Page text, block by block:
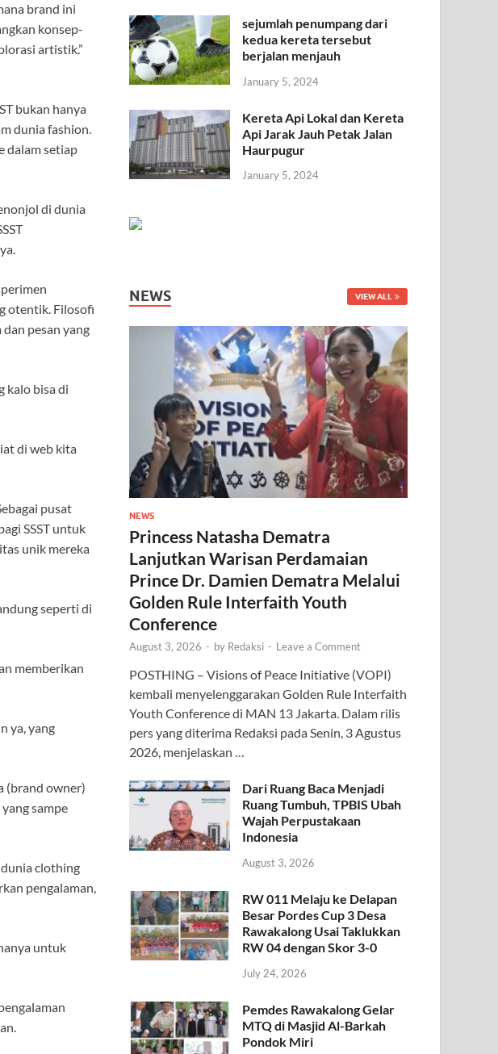
brand ini
konsep-
artistik.”
bukan hanya
dunia fashion.
dalam setiap
di dunia
otentik. Filosofi
pesan yang
kalo bisa di
di web kita
pusat
SSST untuk
unik mereka
seperti di
memberikan
ya, yang
(brand owner)
sampe
clothing
pengalaman,
untuk
sejumlah penumpang dari
kedua kereta tersebut
berjalan menjauh
January 5, 2024
Kereta Api Lokal dan Kereta
Api Jarak Jauh Petak Jalan
Haurpugur
January 5, 2024
NEWS VIEW ALL
NEWS
Princess Natasha Dematra
Lanjutkan Warisan Perdamaian
Prince Dr. Damien Dematra Melalui
Golden Rule Interfaith Youth
Conference
August 3, 2026 - by Redaksi - Leave a Comment
POSTHING – Visions of Peace Initiative (VOPI)
kembali menyelenggarakan Golden Rule Interfaith
Youth Conference di MAN 13 Jakarta. Dalam rilis
pers yang diterima Redaksi pada Senin, 3 Agustus
2026, menjelaskan …
Dari Ruang Baca Menjadi
Ruang Tumbuh, TPBIS Ubah
Wajah Perpustakaan
Indonesia
August 3, 2026
RW 011 Melaju ke Delapan
Besar Pordes Cup 3 Desa
Rawakalong Usai Taklukkan
RW 04 dengan Skor 3-0
July 24, 2026
Pemdes Rawakalong Gelar
MTQ di Masjid Al-Barkah
Pondok Miri